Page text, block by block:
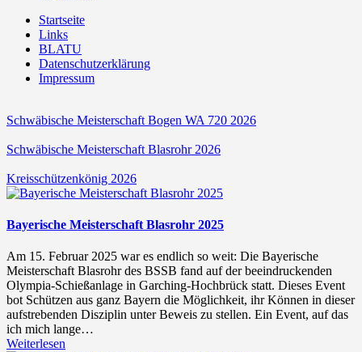
Startseite
Links
BLATU
Datenschutzerklärung
Impressum
Schwäbische Meisterschaft Bogen WA 720 2026
Schwäbische Meisterschaft Blasrohr 2026
Kreisschützenkönig 2026
Bayerische Meisterschaft Blasrohr 2025
Am 15. Februar 2025 war es endlich so weit: Die Bayerische
Meisterschaft Blasrohr des BSSB fand auf der beeindruckenden
Olympia-Schießanlage in Garching-Hochbrück statt. Dieses Event
bot Schützen aus ganz Bayern die Möglichkeit, ihr Können in dieser
aufstrebenden Disziplin unter Beweis zu stellen. Ein Event, auf das
ich mich lange…
Weiterlesen